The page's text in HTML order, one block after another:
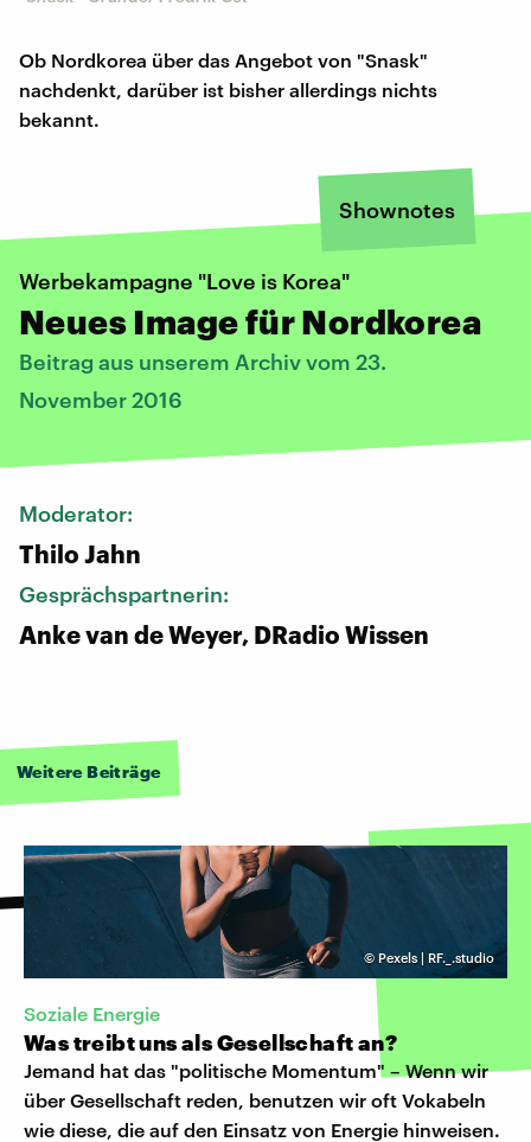
Ob Nordkorea über das Angebot von "Snask"
nachdenkt, darüber ist bisher allerdings nichts
bekannt.
Shownotes
Werbekampagne "Love is Korea"
Neues Image für Nordkorea
Beitrag aus unserem Archiv vom 23.
November 2016
Moderator:
Thilo Jahn
Gesprächspartnerin:
Anke van de Weyer, DRadio Wissen
Weitere Beiträge
© Pexels | RF._.studio
Soziale Energie
Was treibt uns als Gesellschaft an?
Jemand hat das "politische Momentum" – Wenn wir
über Gesellschaft reden, benutzen wir oft Vokabeln
wie diese, die auf den Einsatz von Energie hinweisen.